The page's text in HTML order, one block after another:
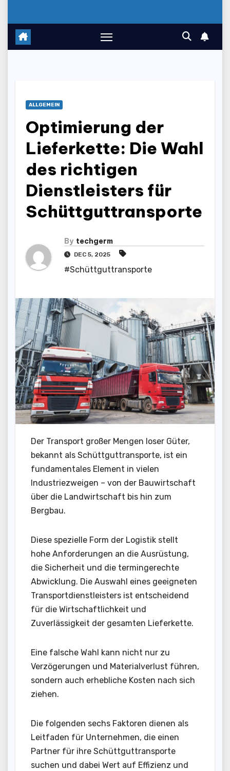
ALLGEMEIN
Optimierung der
Lieferkette: Die Wahl
des richtigen
Dienstleisters für
Schüttguttransporte
By techgerm
DEC 5, 2025
#Schüttguttransporte
Der Transport großer Mengen loser Güter,
bekannt als Schüttguttransporte, ist ein
fundamentales Element in vielen
Industriezweigen – von der Bauwirtschaft
über die Landwirtschaft bis hin zum
Bergbau.
Diese spezielle Form der Logistik stellt
hohe Anforderungen an die Ausrüstung,
die Sicherheit und die termingerechte
Abwicklung. Die Auswahl eines geeigneten
Transportdienstleisters ist entscheidend
für die Wirtschaftlichkeit und
Zuverlässigkeit der gesamten Lieferkette.
Eine falsche Wahl kann nicht nur zu
Verzögerungen und Materialverlust führen,
sondern auch erhebliche Kosten nach sich
ziehen.
Die folgenden sechs Faktoren dienen als
Leitfaden für Unternehmen, die einen
Partner für ihre Schüttguttransporte
suchen und dabei Wert auf Effizienz und